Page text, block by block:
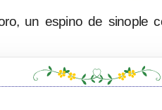
un espino de sinople